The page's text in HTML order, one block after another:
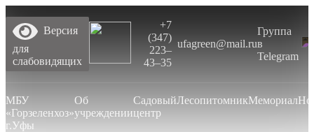
Версия
для
слабовидящих
+7
(347)
223‒
43‒35
ufagreen@mail.ru
Группа
в
Telegram
МБУ
«Горзеленхоз»
г.Уфы
Об
учреждении
Садовый
центр
ЛесопитомникМемориал